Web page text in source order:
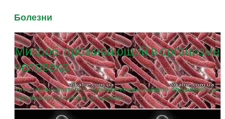
Болезни
Микроб, проживающий в организме
человека
Уреаплазма бактерия - одноклеточный микроб, проживающий
и размножающийся в организме...